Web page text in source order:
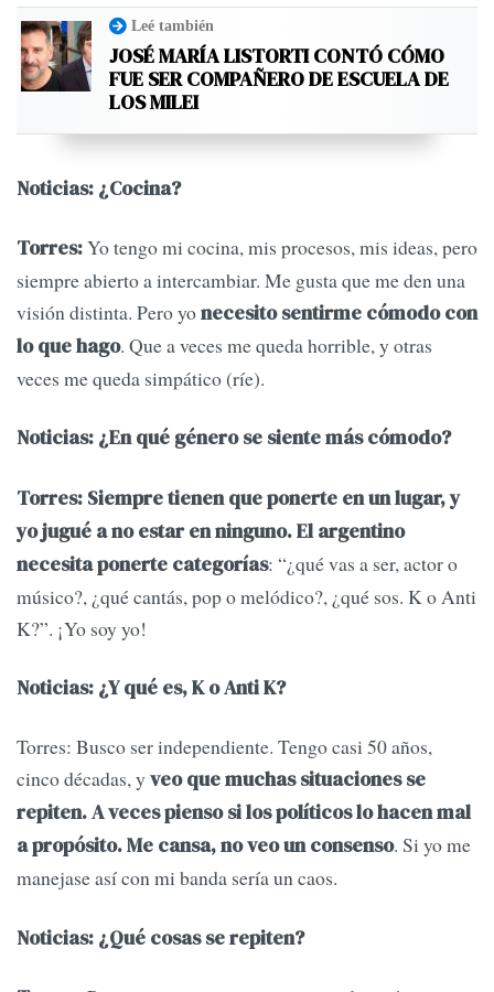
Leé también
JOSÉ MARÍA LISTORTI CONTÓ CÓMO
FUE SER COMPAÑERO DE ESCUELA DE
LOS MILEI
Noticias: ¿Cocina?
Torres:Yo tengo mi cocina, mis procesos, mis ideas, pero
siempre abierto a intercambiar. Me gusta que me den una
visión distinta. Pero yonecesito sentirme cómodo con
lo que hago. Que a veces me queda horrible, y otras
veces me queda simpático (ríe).
Noticias: ¿En qué género se siente más cómodo?
Torres: Siempre tienen que ponerte en un lugar, y
yo jugué a no estar en ninguno. El argentino
necesita ponerte categorías: “¿qué vas a ser, actor o
músico?, ¿qué cantás, pop o melódico?, ¿qué sos. K o Anti
K?”. ¡Yo soy yo!
Noticias: ¿Y qué es, K o Anti K?
Torres: Busco ser independiente. Tengo casi 50 años,
cinco décadas, y veo que muchas situaciones se
repiten. A veces pienso si los políticos lo hacen mal
a propósito. Me cansa, no veo un consenso. Si yo me
manejase así con mi banda sería un caos.
Noticias: ¿Qué cosas se repiten?